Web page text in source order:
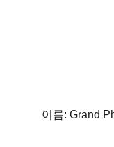
이름: Grand